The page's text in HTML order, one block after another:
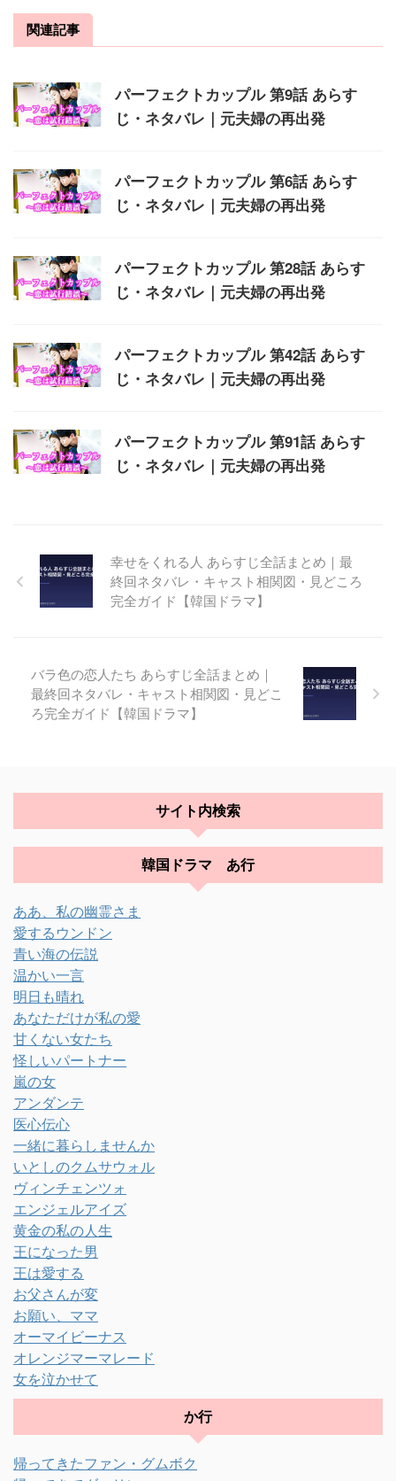
関連記事
パーフェクトカップル 第9話 あらす
じ・ネタバレ｜元夫婦の再出発
パーフェクトカップル 第6話 あらす
じ・ネタバレ｜元夫婦の再出発
パーフェクトカップル 第28話 あらす
じ・ネタバレ｜元夫婦の再出発
パーフェクトカップル 第42話 あらす
じ・ネタバレ｜元夫婦の再出発
パーフェクトカップル 第91話 あらす
じ・ネタバレ｜元夫婦の再出発
幸せをくれる人 あらすじ全話まとめ｜最
終回ネタバレ・キャスト相関図・見どころ
完全ガイド【韓国ドラマ】
バラ色の恋人たち あらすじ全話まとめ｜
最終回ネタバレ・キャスト相関図・見どこ
ろ完全ガイド【韓国ドラマ】
サイト内検索
韓国ドラマ あ行
ああ、私の幽霊さま
愛するウンドン
青い海の伝説
温かい一言
明日も晴れ
あなただけが私の愛
甘くない女たち
怪しいパートナー
嵐の女
アンダンテ
医心伝心
一緒に暮らしませんか
いとしのクムサウォル
ヴィンチェンツォ
エンジェルアイズ
黄金の私の人生
王になった男
王は愛する
お父さんが変
お願い、ママ
オーマイビーナス
オレンジマーマレード
女を泣かせて
か行
帰ってきたファン・グムボク